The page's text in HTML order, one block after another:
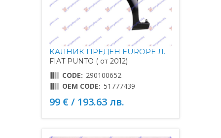
КАЛНИК ПРЕДЕН EUROPE Л.
FIAT PUNTO ( от 2012)
CODE: 290100652
OEM CODE: 51777439
99 € / 193.63 лв.